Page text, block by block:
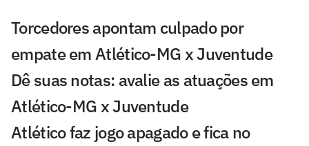
Torcedores apontam culpado por
empate em Atlético-MG x Juventude
Dê suas notas: avalie as atuações em
Atlético-MG x Juventude
Atlético faz jogo apagado e fica no